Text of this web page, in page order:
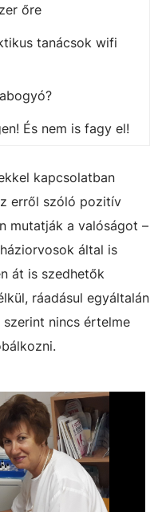
őre
tanácsok wifi
És nem is fagy el!
kapcsolatban
erről szóló pozitív
mutatják a valóságot –
által is
át is szedhetők
ráadásul egyáltalán
nincs értelme